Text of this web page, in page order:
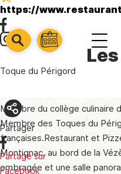
2
https://
Toque du Périgord
Membre du collège culinaire
Membre des Toques du
françaises.Restaurant et
Montignac, au bord de la
ombragée et une salle
Partager
Partage sur
Facebook